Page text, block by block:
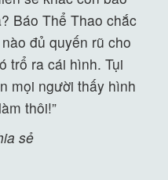
Báo Thể Thao chắc
đủ quyến rũ cho
trổ ra cái hình. Tụi
mọi người thấy hình
thôi!”
sẻ